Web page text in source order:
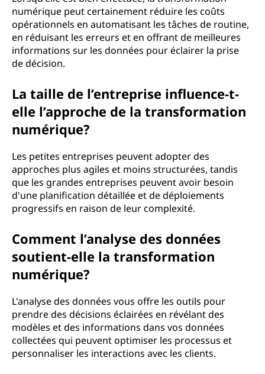
numérique peut certainement réduire les coûts
opérationnels en automatisant les tâches de routine,
en réduisant les erreurs et en offrant de meilleures
informations sur les données pour éclairer la prise
de décision.
La taille de l’entreprise influence-t-
elle l’approche de la transformation
numérique?
Les petites entreprises peuvent adopter des
approches plus agiles et moins structurées, tandis
que les grandes entreprises peuvent avoir besoin
d'une planification détaillée et de déploiements
progressifs en raison de leur complexité.
Comment l’analyse des données
soutient-elle la transformation
numérique?
L'analyse des données vous offre les outils pour
prendre des décisions éclairées en révélant des
modèles et des informations dans vos données
collectées qui peuvent optimiser les processus et
personnaliser les interactions avec les clients.